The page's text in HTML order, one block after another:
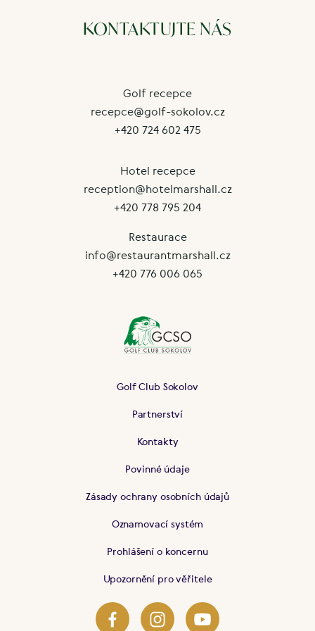
KONTAKTUJTE NÁS
Golf recepce
recepce@golf-sokolov.cz
+420 724 602 475
Hotel recepce
reception@hotelmarshall.cz
+420 778 795 204
Restaurace
info@restaurantmarshall.cz
+420 776 006 065
Golf Club Sokolov
Partnerství
Kontakty
Povinné údaje
Zásady ochrany osobních údajů
Oznamovací systém
Prohlášení o koncernu
Upozornění pro věřitele